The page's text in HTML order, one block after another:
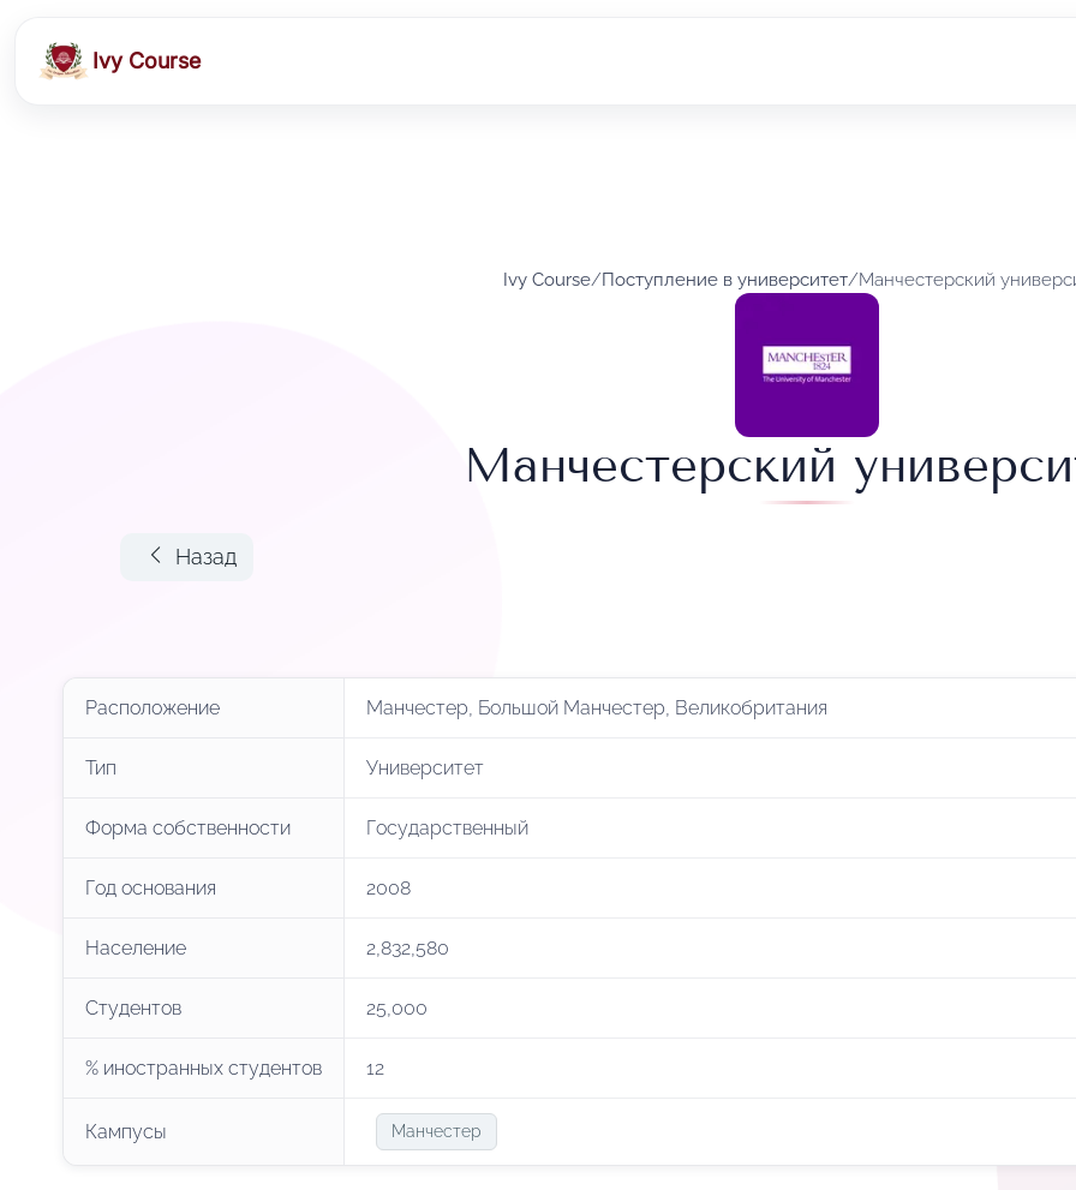
Ivy Course
Ivy Course/Поступление в университет/Манчестерский
Манчестерский
Назад
Расположение Манчестер, Большой Манчестер, Великобритания
Тип Университет
Форма собственности Государственный
Год основания 2008
Население 2,832,580
Студентов 25,000
% иностранных студентов 12
Кампусы Манчестер